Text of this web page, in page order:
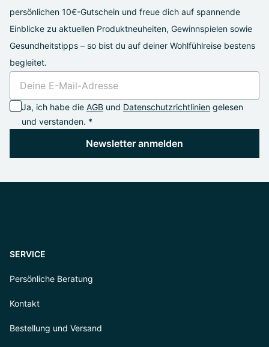
persönlichen 10€-Gutschein und freue dich auf spannende
Einblicke zu aktuellen Produktneuheiten, Gewinnspielen sowie
Gesundheitstipps – so bist du auf deiner Wohlfühlreise bestens
begleitet.
Ja, ich habe die AGB und Datenschutzrichtlinien gelesen
und verstanden. *
Newsletter anmelden
SERVICE
Persönliche Beratung
Kontakt
Bestellung und Versand